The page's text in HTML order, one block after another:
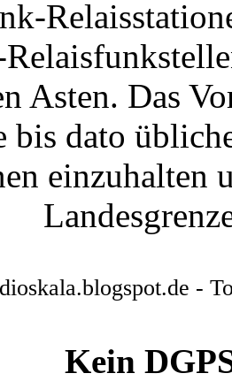
Asten. Das
bis dato
einzuhalten
-
Kein